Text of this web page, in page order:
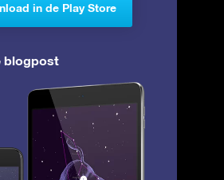
in de Play Store
blogpost